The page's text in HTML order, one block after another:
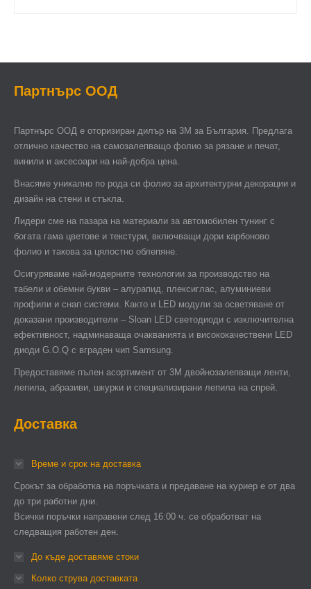
Партнърс ООД
Партнърс ООД e оторизиран дилър на 3М за България. Предлага
отлично качество на самозалепващо фолио за рязане и печат,
винили и аксесоари на най-добра цена.
Внасяме уникално по рода си фолио за архитектурни декорации и
дизайн на стени и стъкла.
Лидери сме на пазара на материали за автомобилен тунинг с
богата гама цветове и текстури, включващи дори карбоново
фолио и такова за цялостно облепяне.
Осигуряваме най-модерните технологии за производство на
табели и обемни букви – алурапид, плексиглас, алуминиеви
профили и снап системи. Както и LED модули за осветяване от
доказани производители – Sloan LED светодиоди с изключителна
ефективност, надминаваща очакванията и висококачествени LED
диоди G.O.Q с вграден чип Samsung.
Предоставяме пълен асортимент от 3М двойнозалепващи ленти,
лепила, абразиви, шкурки и специализирани лепила на спрей.
Доставка
Време и срок на доставка
Срокът за обработка на поръчката и предаване на куриер е от два
до три работни дни.
Всички поръчки направени след 16:00 ч. се обработват на
следващия работен ден.
До къде доставяме стоки
Колко струва доставката